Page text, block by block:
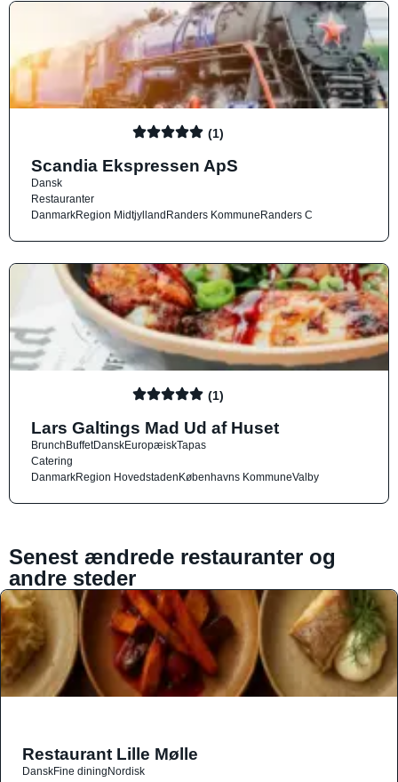
(1)
Scandia Ekspressen ApS
Dansk
Restauranter
DanmarkRegion MidtjyllandRanders KommuneRanders C
(1)
Lars Galtings Mad Ud af Huset
BrunchBuffetDanskEuropæiskTapas
Catering
DanmarkRegion HovedstadenKøbenhavns KommuneValby
Senest ændrede restauranter og
andre steder
Restaurant Lille Mølle
DanskFine diningNordisk